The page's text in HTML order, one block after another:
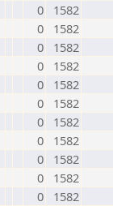
0
1582
0
1582
0
1582
0
1582
0
1582
0
1582
0
1582
0
1582
0
1582
0
1582
0
1582